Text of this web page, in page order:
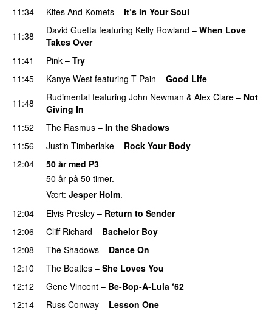
11:34
Kites And Komets – It’s in Your Soul
11:38
David Guetta featuring Kelly Rowland – When Love
Takes Over
11:41
Pink – Try
11:45
Kanye West featuring T-Pain – Good Life
11:48
Rudimental featuring John Newman & Alex Clare – Not
Giving In
11:52
The Rasmus – In the Shadows
11:56 Justin Timberlake – Rock Your Body
12:04
50 år med P3
50 år på 50 timer.
Vært: Jesper Holm.
12:04
Elvis Presley – Return to Sender
12:06 Cliff Richard – Bachelor Boy
12:08 The Shadows – Dance On
12:10 The Beatles – She Loves You
12:12 Gene Vincent – Be-Bop-A-Lula ‘62
12:14 Russ Conway – Lesson One